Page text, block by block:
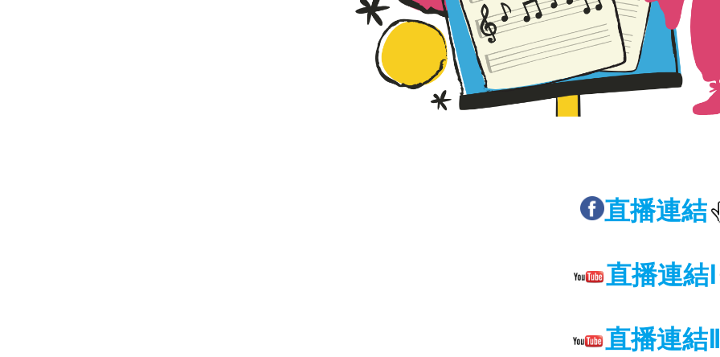
直播連結
直播連結Ⅰ
直播連結Ⅱ